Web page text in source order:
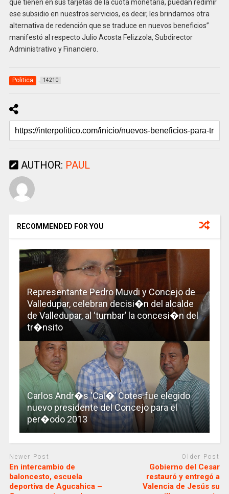
que tienen en sus tarjetas de la cuota monetaria, puedan redimir
ese subsidio en nuestros servicios, es decir, les brindamos otra
alternativa de redención que se traduce en nuevos beneficios”
manifestó al respecto Julio Acosta Felizzola, Subdirector
Administrativo y Financiero.
Politica 14210
AUTHOR: PAUL
RECOMMENDED FOR YOU
Representante Pedro Muvdi y Concejo de
Valledupar, celebran decisi�n del alcalde
de Valledupar, al ‘tumbar’ la concesi�n del
tr�nsito
Carlos Andr�s ‘Cal�’ Cotes fue elegido
nuevo presidente del Concejo para el
per�odo 2013
Newer Post
En intercambio de
baloncesto, escuela
deportiva de Agucahica –
Older Post
Gobierno del Cesar
restauró y entregó a
Valencia de Jesús su